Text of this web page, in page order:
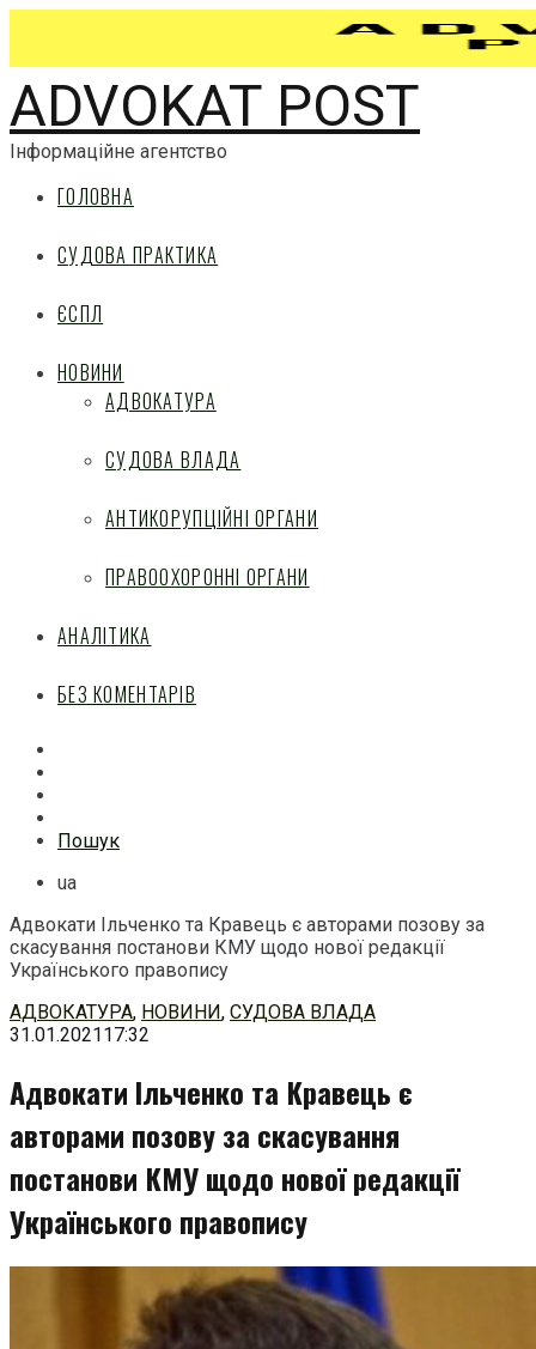
ADVOKAT POST
Інформаційне агентство
ГОЛОВНА
СУДОВА ПРАКТИКА
ЄСПЛ
НОВИНИ
АДВОКАТУРА
СУДОВА ВЛАДА
АНТИКОРУПЦІЙНІ ОРГАНИ
ПРАВООХОРОННІ ОРГАНИ
АНАЛІТИКА
БЕЗ КОМЕНТАРІВ
Пошук
ua
Адвокати Ільченко та Кравець є авторами позову за
скасування постанови КМУ щодо нової редакції
Українського правопису
Перейти
до
АДВОКАТУРА, НОВИНИ, СУДОВА ВЛАДА
31.01.202117:32
Адвокати Ільченко та Кравець є
авторами позову за скасування
постанови КМУ щодо нової редакції
Українського правопису